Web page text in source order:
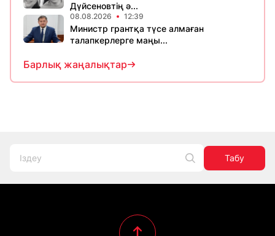
Дүйсеновтің ә...
08.08.2026 12:39
Министр грантқа түсе алмаған
талапкерлерге маңы...
Барлық жаңалықтар
Табу